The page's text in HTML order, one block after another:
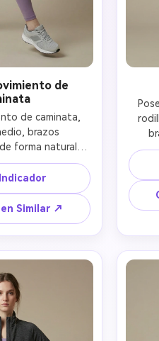
de
de caminata,
brazos
forma natural,
adelante, cuerpo
dinámica pero
identidad
conservada
Similar ↗